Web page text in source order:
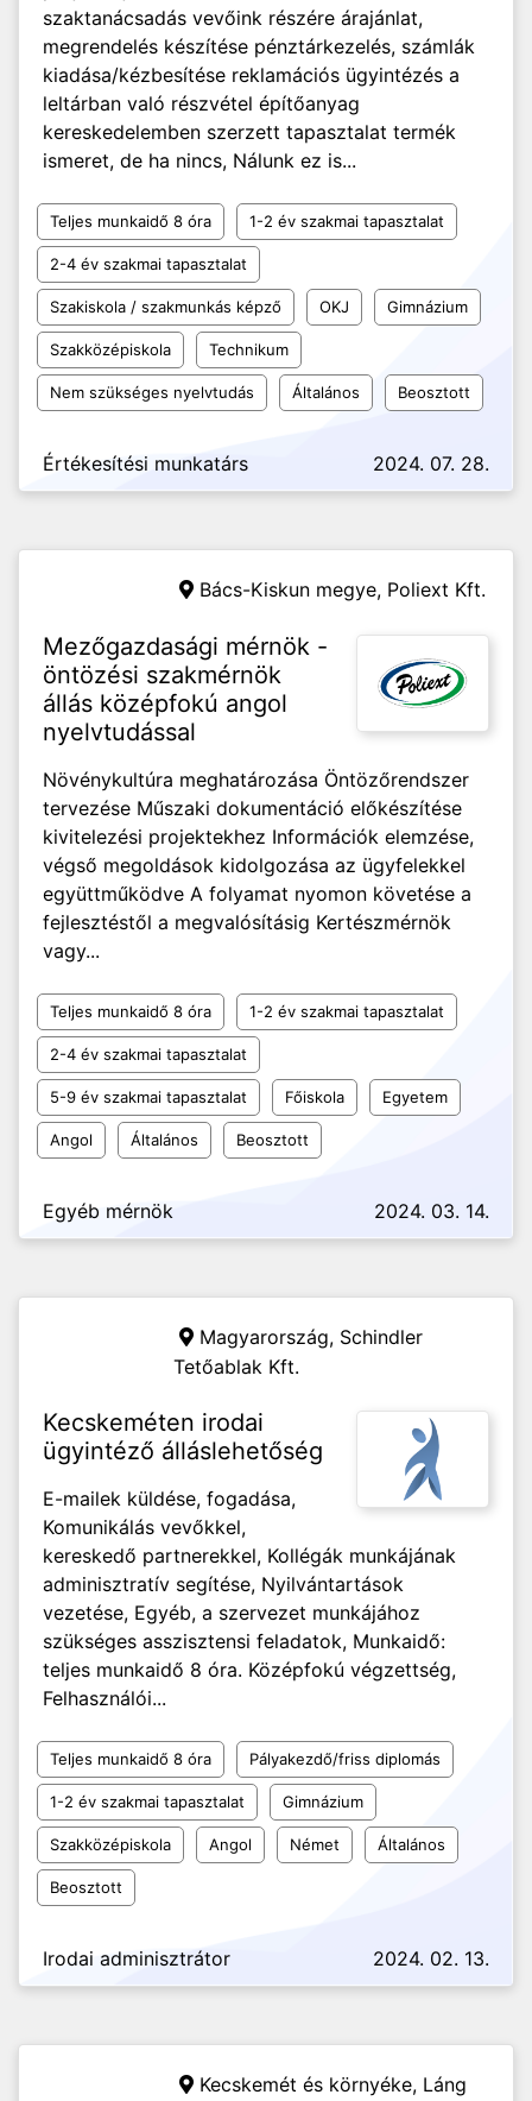
szaktanácsadás vevőink részére árajánlat,
megrendelés készítése pénztárkezelés, számlák
kiadása/kézbesítése reklamációs ügyintézés a
leltárban való részvétel építőanyag
kereskedelemben szerzett tapasztalat termék
ismeret, de ha nincs, Nálunk ez is...
Teljes munkaidő 8 óra 1-2 év szakmai tapasztalat
2-4 év szakmai tapasztalat
Szakiskola / szakmunkás képző OKJ Gimnázium
Szakközépiskola Technikum
Nem szükséges nyelvtudás Általános Beosztott
Értékesítési munkatárs 2024. 07. 28.
Bács-Kiskun megye, Poliext Kft.
Mezőgazdasági mérnök -
öntözési szakmérnök
állás középfokú angol
nyelvtudással
Növénykultúra meghatározása Öntözőrendszer
tervezése Műszaki dokumentáció előkészítése
kivitelezési projektekhez Információk elemzése,
végső megoldások kidolgozása az ügyfelekkel
együttműködve A folyamat nyomon követése a
fejlesztéstől a megvalósításig Kertészmérnök
vagy...
Teljes munkaidő 8 óra 1-2 év szakmai tapasztalat
2-4 év szakmai tapasztalat
5-9 év szakmai tapasztalat Főiskola Egyetem
Angol Általános Beosztott
Egyéb mérnök 2024. 03. 14.
Magyarország, Schindler
Tetőablak Kft.
Kecskeméten irodai
ügyintéző álláslehetőség
E-mailek küldése, fogadása,
Komunikálás vevőkkel,
kereskedő partnerekkel, Kollégák munkájának
adminisztratív segítése, Nyilvántartások
vezetése, Egyéb, a szervezet munkájához
szükséges asszisztensi feladatok, Munkaidő:
teljes munkaidő 8 óra. Középfokú végzettség,
Felhasználói...
Teljes munkaidő 8 óra Pályakezdő/friss diplomás
1-2 év szakmai tapasztalat Gimnázium
Szakközépiskola Angol Német Általános
Beosztott
Irodai adminisztrátor 2024. 02. 13.
Kecskemét és környéke, Láng